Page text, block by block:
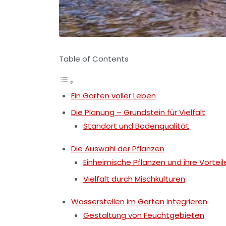
Table of Contents
Ein Garten voller Leben
Die Planung – Grundstein für Vielfalt
Standort und Bodenqualität
Die Auswahl der Pflanzen
Einheimische Pflanzen und ihre
Vielfalt durch Mischkulturen
Wasserstellen im Garten integrieren
Gestaltung von Feuchtgebieten